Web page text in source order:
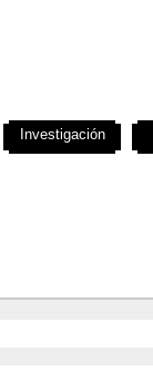
Investigación